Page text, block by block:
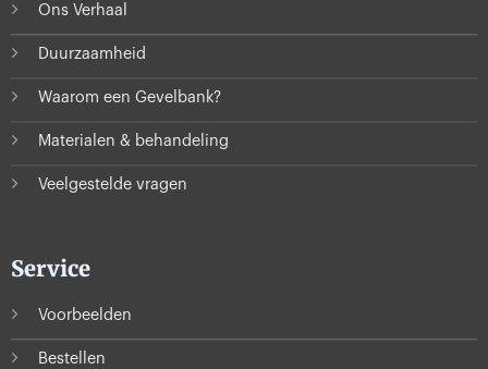
Ons Verhaal
Duurzaamheid
Waarom een Gevelbank?
Materialen & behandeling
Veelgestelde vragen
Service
Voorbeelden
Bestellen